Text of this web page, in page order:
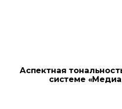
Аспектная
системе